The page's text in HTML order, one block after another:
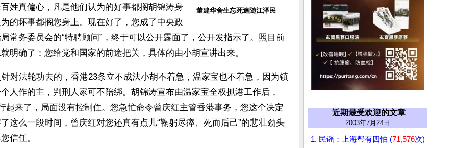
董建华舍生忘死追随江泽民
姓真偏心，凡是他们认为的好事都搁胡锦涛身
的坏事都搁您身上。现在好了，您成了中央政
常务委员会的“特聘顾问”，终于可以公开露面了，公开发指示了。照目前
明确了：您给党和国家的前途把关，具体的由小胡宣讲出来。
对法轮功去的，香港23条立不成法小胡不着急，温家宝也不着急，因为镇
人作的主，判刑人家可不陪绑。胡锦涛宣布由温家宝全权抓港工作后，
起来了，局面没有控制住。您急忙命令曾庆红主管香港事务，您这个决定
这么一段时间，曾庆红对您还真有点儿“鞠躬尽瘁、死而后己”的悲壮劲头
信任。
近期最受欢迎的文章
2003年7月24日
1. 民谣：上海帮有四怕 (71,576次)